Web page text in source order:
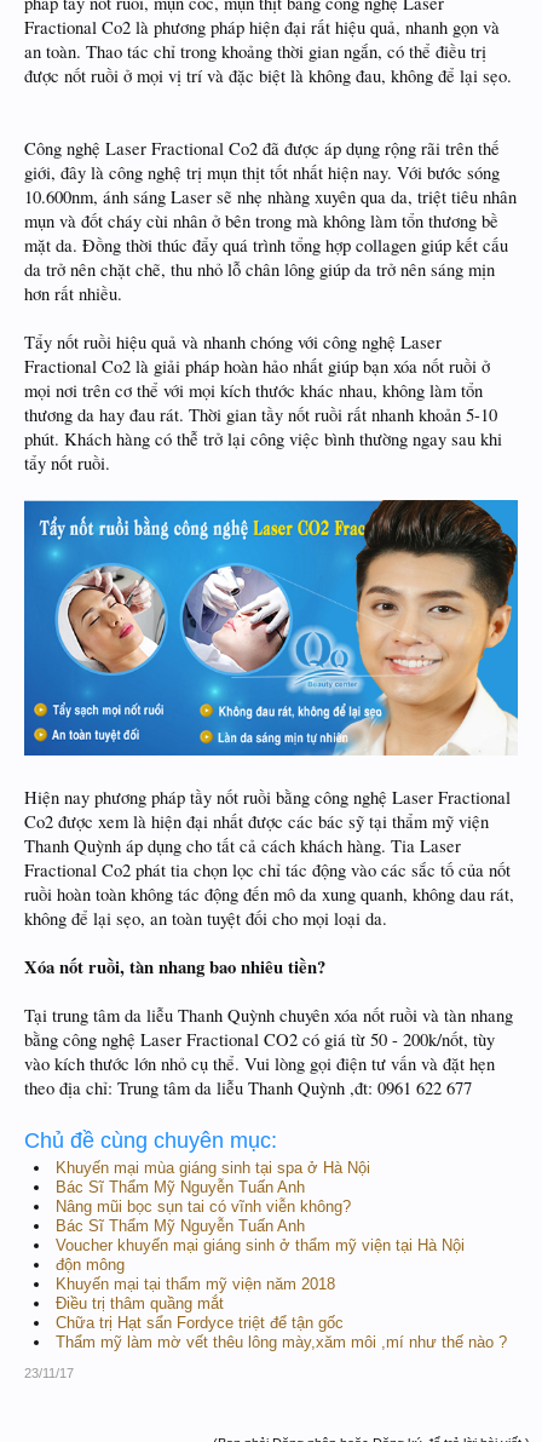
Fractional Co2 là phương pháp hiện đại rất hiệu quả, nhanh gọn và
an toàn. Thao tác chỉ trong khoảng thời gian ngắn, có thể điều trị
được nốt ruồi ở mọi vị trí và đặc biệt là không đau, không để lại sẹo.
Công nghệ Laser Fractional Co2 đã được áp dụng rộng rãi trên thế
giới, đây là công nghệ trị mụn thịt tốt nhất hiện nay. Với bước sóng
10.600nm, ánh sáng Laser sẽ nhẹ nhàng xuyên qua da, triệt tiêu nhân
mụn và đốt cháy cùi nhân ở bên trong mà không làm tổn thương bề
mặt da. Đồng thời thúc đẩy quá trình tổng hợp collagen giúp kết cấu
da trở nên chặt chẽ, thu nhỏ lỗ chân lông giúp da trở nên sáng mịn
hơn rất nhiều.
Tẩy nốt ruồi hiệu quả và nhanh chóng với công nghệ Laser
Fractional Co2 là giải pháp hoàn hảo nhất giúp bạn xóa nốt ruồi ở
mọi nơi trên cơ thể với mọi kích thước khác nhau, không làm tổn
thương da hay đau rát. Thời gian tầy nốt ruồi rất nhanh khoản 5-10
phút. Khách hàng có thễ trở lại công việc bình thường ngay sau khi
tẩy nốt ruồi.
Hiện nay phương pháp tầy nốt ruồi bằng công nghệ Laser Fractional
Co2 được xem là hiện đại nhất được các bác sỹ tại thẩm mỹ viện
Thanh Quỳnh áp dụng cho tất cả cách khách hàng. Tia Laser
Fractional Co2 phát tia chọn lọc chỉ tác động vào các sắc tố của nốt
ruồi hoàn toàn không tác động đến mô da xung quanh, không dau rát,
không để lại sẹo, an toàn tuyệt đối cho mọi loại da.
Xóa nốt ruồi, tàn nhang bao nhiêu tiền?
Tại trung tâm da liễu Thanh Quỳnh chuyên xóa nốt ruồi và tàn nhang
bằng công nghệ Laser Fractional CO2 có giá từ 50 - 200k/nốt, tùy
vào kích thước lớn nhỏ cụ thể. Vui lòng gọi điện tư vấn và đặt hẹn
theo địa chỉ: Trung tâm da liễu Thanh Quỳnh ,đt: 0961 622 677
Chủ đề cùng chuyên mục:
Khuyến mại mùa giáng sinh tại spa ở Hà Nội
Bác Sĩ Thẩm Mỹ Nguyễn Tuấn Anh
Nâng mũi bọc sụn tai có vĩnh viễn không?
Bác Sĩ Thẩm Mỹ Nguyễn Tuấn Anh
Voucher khuyến mại giáng sinh ở thẩm mỹ viện tại Hà Nội
độn mông
Khuyến mại tại thẩm mỹ viện năm 2018
Điều trị thâm quầng mắt
Chữa trị Hạt sẩn Fordyce triệt để tận gốc
Thẩm mỹ làm mờ vết thêu lông mày,xăm môi ,mí như thế nào ?
23/11/17